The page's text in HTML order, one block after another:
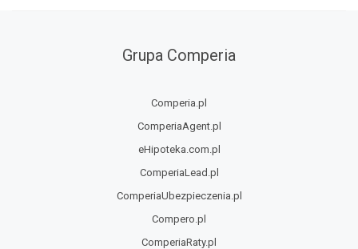
Grupa Comperia
Comperia.pl
ComperiaAgent.pl
eHipoteka.com.pl
ComperiaLead.pl
ComperiaUbezpieczenia.pl
Compero.pl
ComperiaRaty.pl